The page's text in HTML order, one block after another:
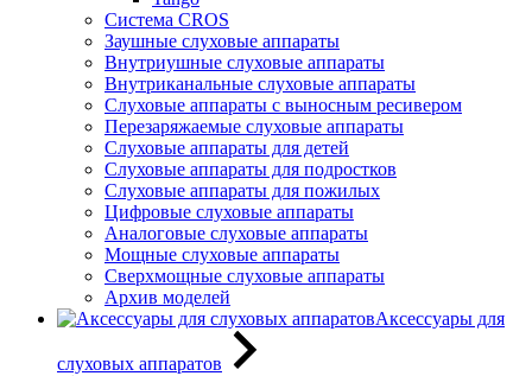
Система CROS
Заушные слуховые аппараты
Внутриушные слуховые аппараты
Внутриканальные слуховые аппараты
Слуховые аппараты с выносным ресивером
Перезаряжаемые слуховые аппараты
Слуховые аппараты для детей
Слуховые аппараты для подростков
Слуховые аппараты для пожилых
Цифровые слуховые аппараты
Аналоговые слуховые аппараты
Мощные слуховые аппараты
Сверхмощные слуховые аппараты
Архив моделей
Аксессуары для
слуховых аппаратов